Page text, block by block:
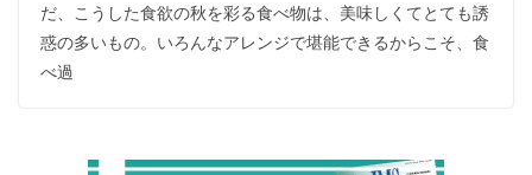
だ、こうした食欲の秋を彩る食べ物は、美味しくてとても誘
惑の多いもの。いろんなアレンジで堪能できるからこそ、食
べ過